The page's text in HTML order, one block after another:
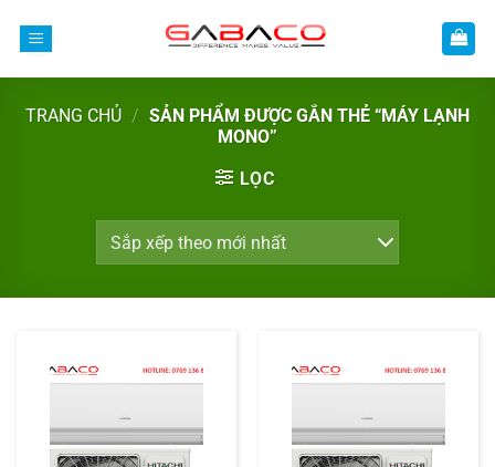
TRANG CHỦ / SẢN PHẨM ĐƯỢC GẮN THẺ “MÁY LẠNH
MONO”
LỌC